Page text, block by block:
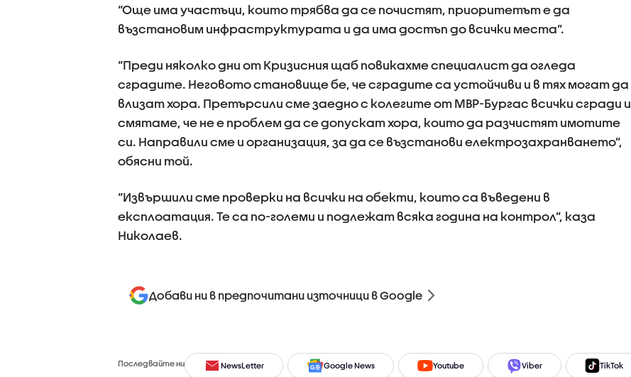
“Още има участъци, които трябва да се почистят, приоритетът е да
възстановим инфраструктурата и да има достъп до всички места”.
“Преди няколко дни от Кризисния щаб повикахме специалист да огледа
сградите. Неговото становище бе, че сградите са устойчиви и в тях могат да
влизат хора. Претърсили сме заедно с колегите от МВР-Бургас всички сгради и
смятаме, че не е проблем да се допускат хора, които да разчистят имотите
си. Направили сме и организация, за да се възстанови електрозахранването”,
обясни той.
“Извършили сме проверки на всички на обекти, които са въведени в
експлоатация. Те са по-големи и подлежат всяка година на контрол”, каза
Николаев.
Добави ни в предпочитани източници в Google
Последвайте ни NewsLetter Google News Youtube Viber TikTok